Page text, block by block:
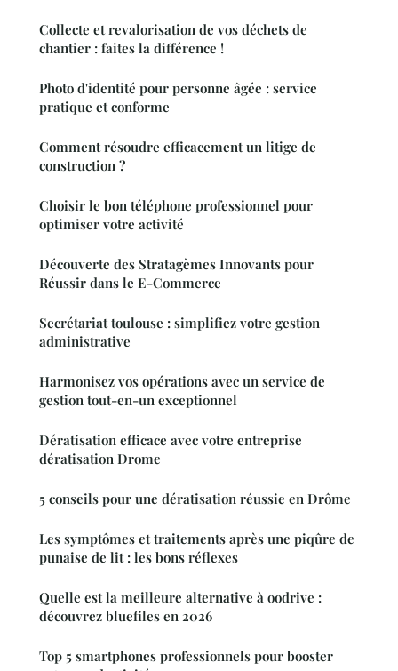
Collecte et revalorisation de vos déchets de
chantier : faites la différence !
Photo d'identité pour personne âgée : service
pratique et conforme
Comment résoudre efficacement un litige de
construction ?
Choisir le bon téléphone professionnel pour
optimiser votre activité
Découverte des Stratagèmes Innovants pour
Réussir dans le E-Commerce
Secrétariat toulouse : simplifiez votre gestion
administrative
Harmonisez vos opérations avec un service de
gestion tout-en-un exceptionnel
Dératisation efficace avec votre entreprise
dératisation Drome
5 conseils pour une dératisation réussie en Drôme
Les symptômes et traitements après une piqûre de
punaise de lit : les bons réflexes
Quelle est la meilleure alternative à oodrive :
découvrez bluefiles en 2026
Top 5 smartphones professionnels pour booster